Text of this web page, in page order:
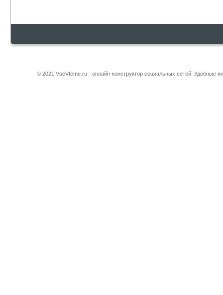
© 2021 VseVteme.ru - онлайн-конструктор социальных сетей. Удобные